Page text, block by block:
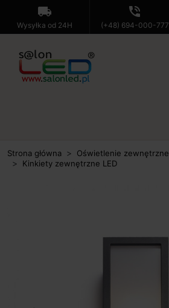
local_shipping
Wysyłka od 24H
phone_in_talk
(+48) 694-000-777
Strona główna
Oświetlenie zewnętrzne
Kinkiety zewnętrzne LED